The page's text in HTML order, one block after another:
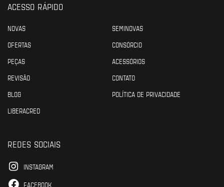
ACESSO RÁPIDO
NOVAS
SEMINOVAS
OFERTAS
CONSÓRCIO
PEÇAS
ACESSÓRIOS
REVISÃO
CONTATO
BLOG
POLÍTICA DE PRIVACIDADE
LIBERACRED
REDES SOCIAIS
INSTAGRAM
FACEBOOK